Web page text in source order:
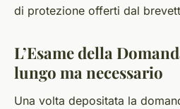
di protezione offerti dal
L’Esame della
lungo ma necessario
Una volta depositata la